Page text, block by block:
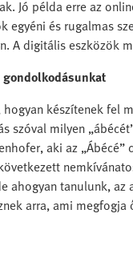
Jó példa erre az
egyéni és rugalmas
A digitális eszközök
készítenek fel
szóval milyen
aki az
ahogyan tanulunk,
arra, ami megfogja